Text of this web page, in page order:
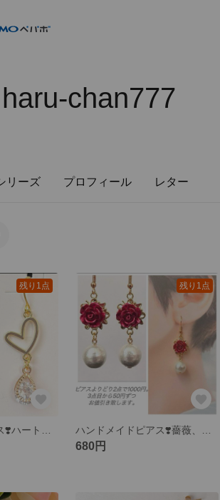
haru-chan777
リーズ プロフィール レター
残り1点 残り1点
680円